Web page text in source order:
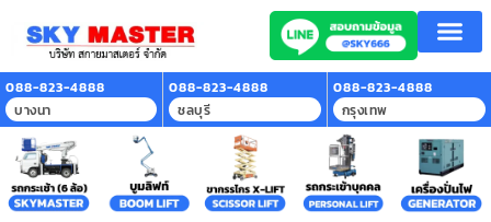
088-823-4888
บางนา
088-823-4888
ชลบุรี
088-823-4888
กรุงเทพ